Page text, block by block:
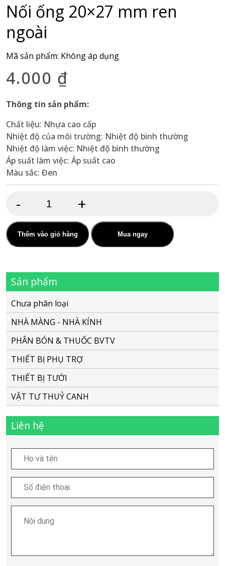
Nối ống 20×27 mm ren
ngoài
Mã sản phẩm: Không áp dụng
4.000 ₫
Thông tin sản phẩm:
Chất liệu: Nhựa cao cấp
Nhiệt độ của môi trường: Nhiệt độ bình thường
Nhiệt độ làm việc: Nhiệt độ bình thường
Áp suất làm việc: Áp suất cao
Màu sắc: Đen
- Nối
ống
20x27
ren
ngoài
số
lượng
+
Thêm vào giỏ hàng Mua ngay
Sản phẩm
Chưa phân loại
NHÀ MÀNG - NHÀ KÍNH
PHÂN BÓN & THUỐC BVTV
THIẾT BỊ PHỤ TRỢ
THIẾT BỊ TƯỚI
VẬT TƯ THUỶ CANH
Liên hệ